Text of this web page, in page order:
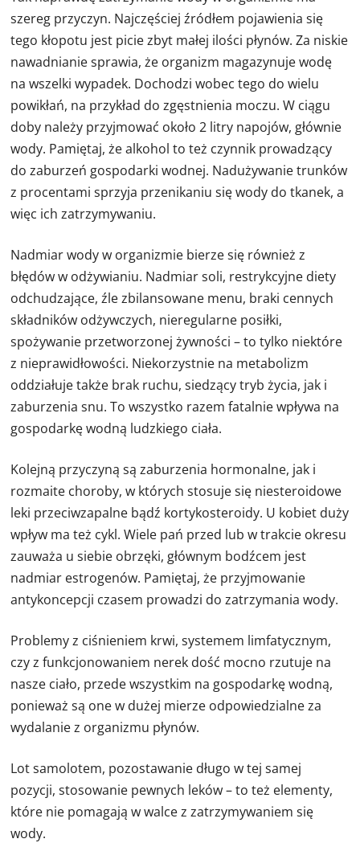
szereg przyczyn. Najczęściej źródłem pojawienia się
tego kłopotu jest picie zbyt małej ilości płynów. Za niskie
nawadnianie sprawia, że organizm magazynuje wodę
na wszelki wypadek. Dochodzi wobec tego do wielu
powikłań, na przykład do zgęstnienia moczu. W ciągu
doby należy przyjmować około 2 litry napojów, głównie
wody. Pamiętaj, że alkohol to też czynnik prowadzący
do zaburzeń gospodarki wodnej. Nadużywanie trunków
z procentami sprzyja przenikaniu się wody do tkanek, a
więc ich zatrzymywaniu.
Nadmiar wody w organizmie bierze się również z
błędów w odżywianiu. Nadmiar soli, restrykcyjne diety
odchudzające, źle zbilansowane menu, braki cennych
składników odżywczych, nieregularne posiłki,
spożywanie przetworzonej żywności – to tylko niektóre
z nieprawidłowości. Niekorzystnie na metabolizm
oddziałuje także brak ruchu, siedzący tryb życia, jak i
zaburzenia snu. To wszystko razem fatalnie wpływa na
gospodarkę wodną ludzkiego ciała.
Kolejną przyczyną są zaburzenia hormonalne, jak i
rozmaite choroby, w których stosuje się niesteroidowe
leki przeciwzapalne bądź kortykosteroidy. U kobiet duży
wpływ ma też cykl. Wiele pań przed lub w trakcie okresu
zauważa u siebie obrzęki, głównym bodźcem jest
nadmiar estrogenów. Pamiętaj, że przyjmowanie
antykoncepcji czasem prowadzi do zatrzymania wody.
Problemy z ciśnieniem krwi, systemem limfatycznym,
czy z funkcjonowaniem nerek dość mocno rzutuje na
nasze ciało, przede wszystkim na gospodarkę wodną,
ponieważ są one w dużej mierze odpowiedzialne za
wydalanie z organizmu płynów.
Lot samolotem, pozostawanie długo w tej samej
pozycji, stosowanie pewnych leków – to też elementy,
które nie pomagają w walce z zatrzymywaniem się
wody.